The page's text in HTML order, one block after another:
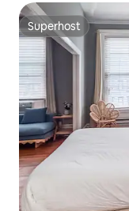
Superhost
Superhost